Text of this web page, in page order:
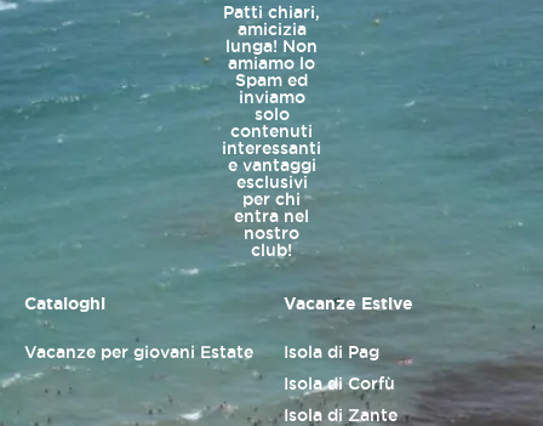
Patti chiari,
amicizia
lunga! Non
amiamo lo
Spam ed
inviamo
solo
contenuti
interessanti
e vantaggi
esclusivi
per chi
entra nel
nostro
club!
Cataloghi
Vacanze per giovani Estate
Vacanze Estive
Isola di Pag
Isola di Corfù
Isola di Zante